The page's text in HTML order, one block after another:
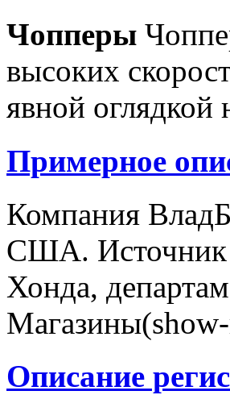
Чопперы
высоких
явной
Примерное
Компания
США. Источник
Хонда,
Описание